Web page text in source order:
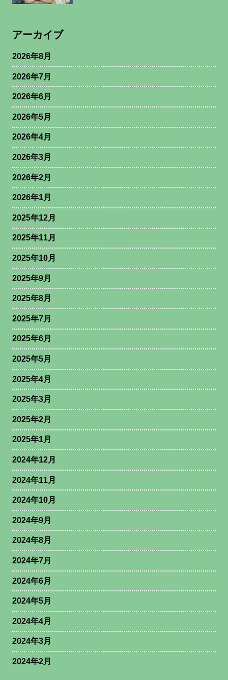
アーカイブ
2026年8月
2026年7月
2026年6月
2026年5月
2026年4月
2026年3月
2026年2月
2026年1月
2025年12月
2025年11月
2025年10月
2025年9月
2025年8月
2025年7月
2025年6月
2025年5月
2025年4月
2025年3月
2025年2月
2025年1月
2024年12月
2024年11月
2024年10月
2024年9月
2024年8月
2024年7月
2024年6月
2024年5月
2024年4月
2024年3月
2024年2月